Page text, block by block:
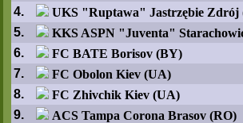
4.
UKS "Ruptawa" Jastrzębie Zdrój
5.
KKS ASPN "Juventa"
6.
FC BATE Borisov (BY)
7.
FC Obolon Kiev (UA)
8.
FC Zhivchik Kiev (UA)
9.
ACS Tampa Corona Brasov (RO)